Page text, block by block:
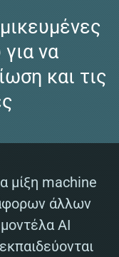
για να
και τις
μίξη machine
άλλων
AI